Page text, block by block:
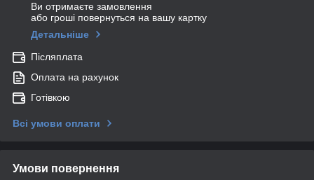
Ви отримаєте замовлення
або гроші повернуться на вашу картку
Детальніше
Післяплата
Оплата на рахунок
Готівкою
Всі умови оплати
Умови повернення